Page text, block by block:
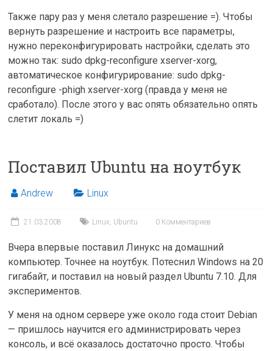
Также пару раз у меня слетало разрешение =). Чтобы
вернуть разрешение и настроить все параметры,
нужно переконфигурировать настройки, сделать это
можно так: sudo dpkg-reconfigure xserver-xorg,
автоматическое конфигурирование: sudo dpkg-
reconfigure -phigh xserver-xorg (правда у меня не
сработало). После этого у вас опять обязательно опять
слетит локаль =)
Поставил Ubuntu на ноутбук
Andrew Linux
21.03.2008 Linux, Ubuntu 0 Комментариев
Вчера впервые поставил Линукс на домашний
компьютер. Точнее на ноутбук. Потеснил Windows на 20
гигабайт, и поставил на новый раздел Ubuntu 7.10. Для
экспериментов.
У меня на одном сервере уже около года стоит Debian
— пришлось научится его администрировать через
консоль, и всё оказалось достаточно просто. Чтобы